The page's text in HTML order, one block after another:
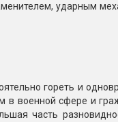
ударным
гореть и
военной сфере и
часть